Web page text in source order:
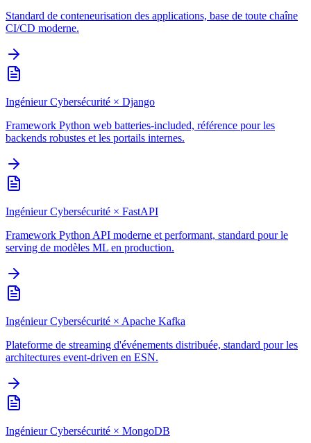
Standard de conteneurisation des applications, base de toute chaîne
CI/CD moderne.
Ingénieur Cybersécurité × Django
Framework Python web batteries-included, référence pour les
backends robustes et les portails internes.
Ingénieur Cybersécurité × FastAPI
Framework Python API moderne et performant, standard pour le
serving de modèles ML en production.
Ingénieur Cybersécurité × Apache Kafka
Plateforme de streaming d'événements distribuée, standard pour les
architectures event-driven en ESN.
Ingénieur Cybersécurité × MongoDB